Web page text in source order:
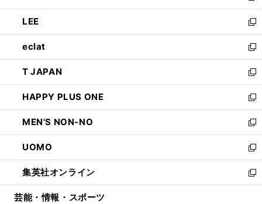
開
く
ウ
で
開
く
ン
ド
ウ
で
開
く
ウ
ィ
ン
ド
ウ
で
開
く
し
い
ウ
ィ
ン
ド
ウ
で
開
く
LEE
新
し
い
ウ
ィ
ン
ド
ウ
で
開
く
eclat
新
し
い
ウ
ィ
ン
ド
ウ
で
開
く
T JAPAN
新
し
い
ウ
ィ
ン
ド
ウ
で
開
HAPPY PLUS ONE
新
し
い
ウ
ィ
ン
ド
ウ
MEN'S NON-NO
新
し
い
ウ
ィ
ン
UOMO
新
し
い
ウ
集英社オンライン
新
し
芸能・情報・スポーツ